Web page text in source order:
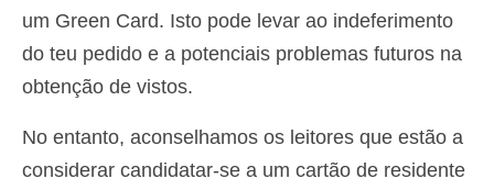
um Green Card. Isto pode levar ao indeferimento
do teu pedido e a potenciais problemas futuros na
obtenção de vistos.
No entanto, aconselhamos os leitores que estão a
considerar candidatar-se a um cartão de residente